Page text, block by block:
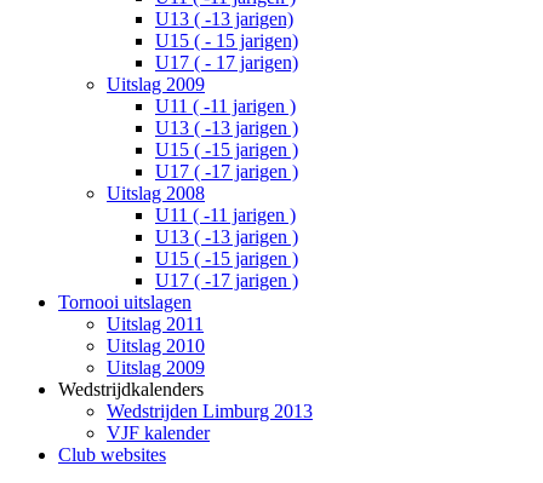
U13 ( -13 jarigen)
U15 ( - 15 jarigen)
U17 ( - 17 jarigen)
Uitslag 2009
U11 ( -11 jarigen )
U13 ( -13 jarigen )
U15 ( -15 jarigen )
U17 ( -17 jarigen )
Uitslag 2008
U11 ( -11 jarigen )
U13 ( -13 jarigen )
U15 ( -15 jarigen )
U17 ( -17 jarigen )
Tornooi uitslagen
Uitslag 2011
Uitslag 2010
Uitslag 2009
Wedstrijdkalenders
Wedstrijden Limburg 2013
VJF kalender
Club websites